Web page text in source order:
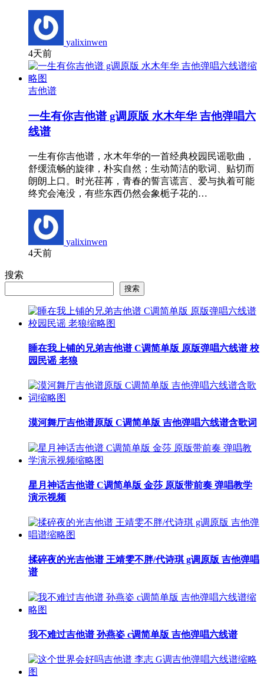
yalixinwen
4天前
吉他谱
一生有你吉他谱 g调原版 水木年华 吉他弹唱六
线谱
一生有你吉他谱，水木年华的一首经典校园民谣歌曲，
舒缓流畅的旋律，朴实自然；生动简洁的歌词、贴切而
朗朗上口。时光荏苒，青春的誓言谎言、爱与执着可能
终究会淹没，有些东西仍然会象栀子花的…
yalixinwen
4天前
搜索
搜索
睡在我上铺的兄弟吉他谱 C调简单版 原版弹唱六线谱 校
园民谣 老狼
漠河舞厅吉他谱原版 C调简单版 吉他弹唱六线谱含歌词
星月神话吉他谱 C调简单版 金莎 原版带前奏 弹唱教学
演示视频
揉碎夜的光吉他谱 王靖雯不胖/代诗琪 g调原版 吉他弹唱
谱
我不难过吉他谱 孙燕姿 c调简单版 吉他弹唱六线谱